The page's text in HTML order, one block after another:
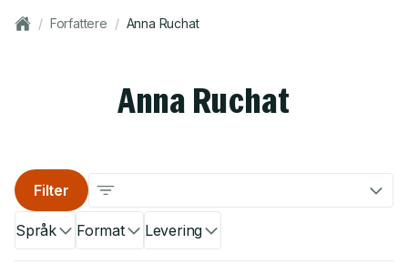
/ Forfattere / Anna Ruchat
Anna Ruchat
Språk Format Levering
Filter